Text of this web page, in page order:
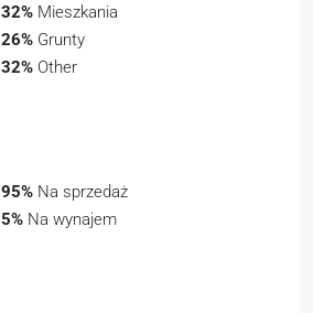
32% Mieszkania
26% Grunty
32% Other
95% Na sprzedaż
5% Na wynajem